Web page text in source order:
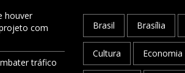
houver
com
tráfico
Brasil Brasília
Cultura Economia